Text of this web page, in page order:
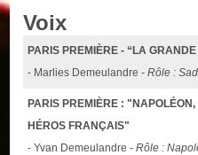
Voix
PARIS PREMIÈRE - “LA
- Marlies Demeulandre -Rôle :
PARIS PREMIÈRE :
HÉROS FRANÇAIS"
- Yvan Demeulandre -Rôle :